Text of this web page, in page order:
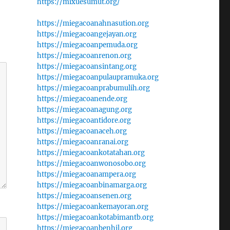
https://miegacoanahnasution.org
https://miegacoangejayan.org
https://miegacoanpemuda.org
https://miegacoanrenon.org
https://miegacoansintang.org
https://miegacoanpulaupramuka.org
https://miegacoanprabumulih.org
https://miegacoanende.org
https://miegacoanagung.org
https://miegacoantidore.org
https://miegacoanaceh.org
https://miegacoanranai.org
https://miegacoankotatahan.org
https://miegacoanwonosobo.org
https://miegacoanampera.org
https://miegacoanbinamarga.org
https://miegacoansenen.org
https://miegacoankemayoran.org
https://miegacoankotabimantb.org
https://miegacoanbenhil.org